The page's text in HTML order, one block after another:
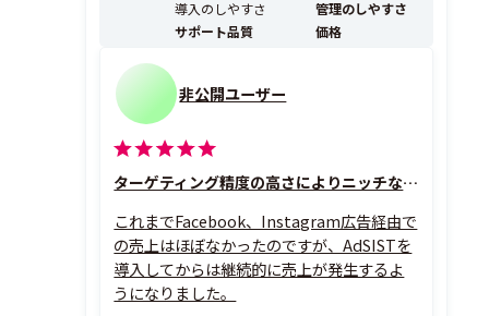
導入のしやすさ
管理のしやすさ
サポート品質
価格
非公開ユーザー
ターゲティング精度の高さによりニッチなブランドが売れる！
これまでFacebook、Instagram広告経由で
の売上はほぼなかったのですが、AdSISTを
導入してからは継続的に売上が発生するよ
うになりました。